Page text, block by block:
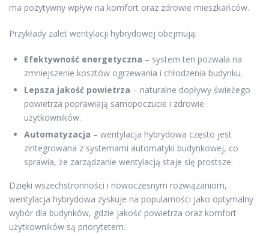
ma pozytywny wpływ na komfort oraz zdrowie mieszkańców.
Przykłady zalet wentylacji hybrydowej obejmują:
Efektywność energetyczna – system ten pozwala na
zmniejszenie kosztów ogrzewania i chłodzenia budynku.
Lepsza jakość powietrza – naturalne dopływy świeżego
powietrza poprawiają samopoczucie i zdrowie
użytkowników.
Automatyzacja – wentylacja hybrydowa często jest
zintegrowana z systemami automatyki budynkowej, co
sprawia, że zarządzanie wentylacją staje się prostsze.
Dzięki wszechstronności i nowoczesnym rozwiązaniom,
wentylacja hybrydowa zyskuje na popularności jako optymalny
wybór dla budynków, gdzie jakość powietrza oraz komfort
użytkowników są priorytetem.